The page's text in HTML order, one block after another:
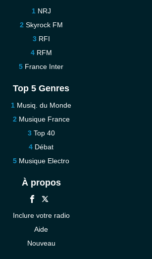
NRJ
Skyrock FM
RFI
RFM
France Inter
Top 5 Genres
Musiq. du Monde
Musique France
Top 40
Débat
Musique Electro
À propos
Inclure votre radio
Aide
Nouveau